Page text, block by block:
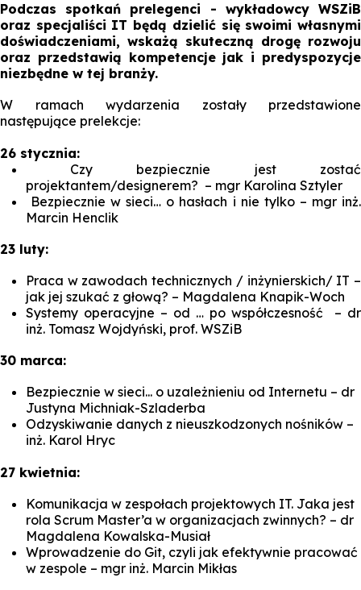
Podczas spotkań prelegenci - wykładowcy WSZiB
oraz specjaliści IT będą dzielić się swoimi własnymi
doświadczeniami, wskażą skuteczną drogę rozwoju
oraz przedstawią kompetencje jak i predyspozycje
niezbędne w tej branży.
W ramach wydarzenia zostały przedstawione
następujące prelekcje:
26 stycznia:
Czy bezpiecznie jest zostać
projektantem/designerem? – mgr Karolina Sztyler
Bezpiecznie w sieci… o hasłach i nie tylko– mgr inż.
Marcin Henclik
23 luty:
Praca w zawodach technicznych / inżynierskich/ IT –
jak jej szukać z głową? – Magdalena Knapik-Woch
Systemy operacyjne – od … po współczesność – dr
inż. Tomasz Wojdyński, prof. WSZiB
30 marca:
Bezpiecznie w sieci... o uzależnieniu od Internetu – dr
Justyna Michniak-Szladerba
Odzyskiwanie danych z nieuszkodzonych nośników –
inż. Karol Hryc
27 kwietnia:
Komunikacja w zespołach projektowych IT. Jaka jest
rola Scrum Master’a w organizacjach zwinnych? – dr
Magdalena Kowalska-Musiał
Wprowadzenie do Git, czyli jak efektywnie pracować
w zespole – mgr inż. Marcin Mikłas